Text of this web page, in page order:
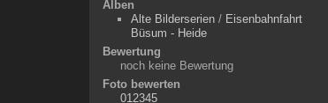
Alben
Alte Bilderserien / Eisenbahnfahrt
Büsum - Heide
Bewertung
noch keine Bewertung
Foto bewerten